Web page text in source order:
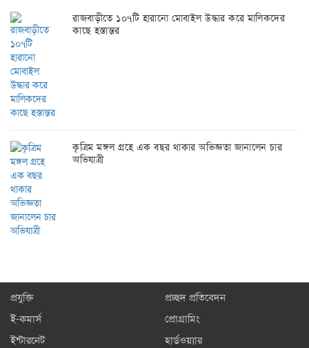
রাজবাড়ীতে ১০৭টি হারানো মোবাইল উদ্ধার করে মালিকদের
কাছে হস্তান্তর
কৃত্রিম মঙ্গল গ্রহে এক বছর থাকার অভিজ্ঞতা জানালেন চার
অভিযাত্রী
প্রযুক্তি
প্রচ্ছদ প্রতিবেদন
ই-কমার্স
প্রোগ্রামিং
ইন্টারনেট
হার্ডওয়্যার